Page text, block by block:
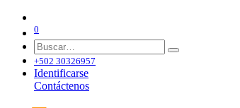
0
+502 30326957
Identificarse
Contáctenos